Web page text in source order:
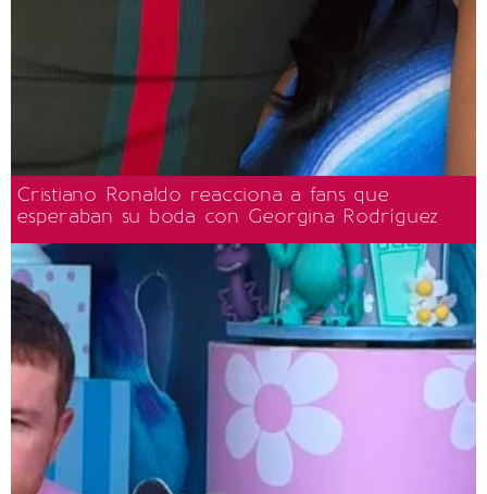
Cristiano Ronaldo reacciona a fans que
esperaban su boda con Georgina Rodríguez